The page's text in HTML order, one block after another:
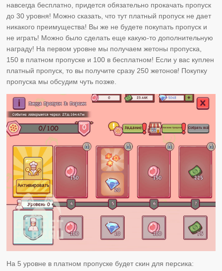
навсегда бесплатно, придется обязательно прокачать пропуск
до 30 уровня! Можно сказать, что тут платный пропуск не дает
никакого преимущества! Вы же не будете покупать пропуск и
не играть! Можно было сделать еще какую-то дополнительную
награду! На первом уровне мы получаем жетоны пропуска,
150 в платном пропуске и 100 в бесплатном! Если у вас куплен
платный пропуск, то вы получите сразу 250 жетонов! Покупку
пропуска мы обсудим чуть позже.
На 5 уровне в платном пропуске будет скин для персика: